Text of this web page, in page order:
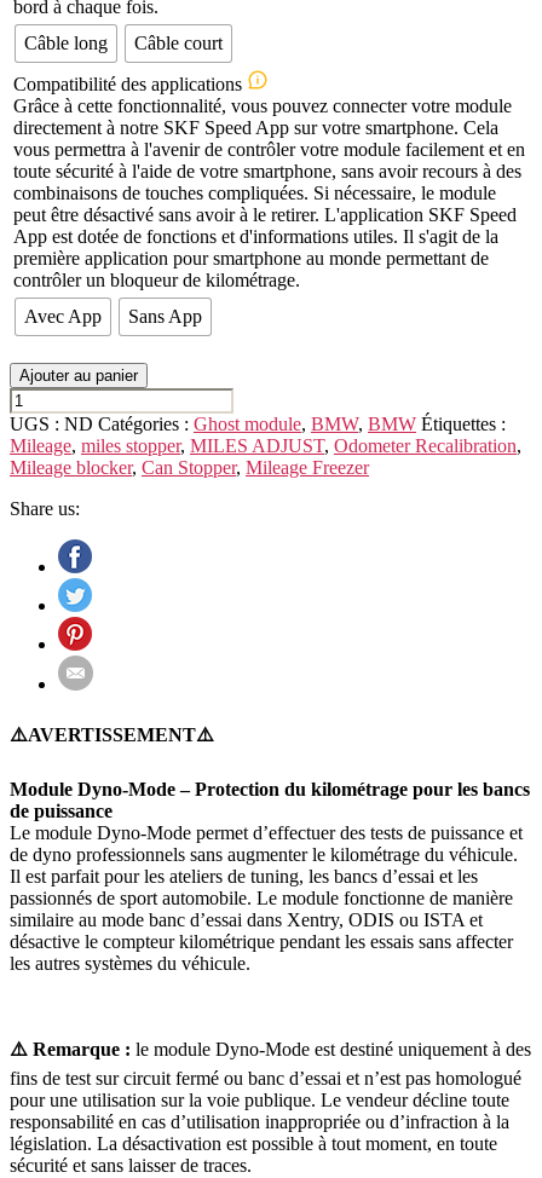
bord à chaque fois.
Câble long
Câble court
Compatibilité des applications
Grâce à cette fonctionnalité, vous pouvez connecter votre module
directement à notre SKF Speed App sur votre smartphone. Cela
vous permettra à l'avenir de contrôler votre module facilement et en
toute sécurité à l'aide de votre smartphone, sans avoir recours à des
combinaisons de touches compliquées. Si nécessaire, le module
peut être désactivé sans avoir à le retirer. L'application SKF Speed
App est dotée de fonctions et d'informations utiles. Il s'agit de la
première application pour smartphone au monde permettant de
contrôler un bloqueur de kilométrage.
Avec App
Sans App
Ajouter au panier
quantité
de
BMW
X5
UGS : ND Catégories : Ghost module, BMW, BMW Étiquettes :
Mileage, miles stopper, MILES ADJUST, Odometer Recalibration,
Mileage blocker, Can Stopper, Mileage Freezer
Share us:
⚠️AVERTISSEMENT⚠️
Module Dyno-Mode – Protection du kilométrage pour les bancs
de puissance
Le module Dyno-Mode permet d’effectuer des tests de puissance et
de dyno professionnels sans augmenter le kilométrage du véhicule.
Il est parfait pour les ateliers de tuning, les bancs d’essai et les
passionnés de sport automobile. Le module fonctionne de manière
similaire au mode banc d’essai dans Xentry, ODIS ou ISTA et
désactive le compteur kilométrique pendant les essais sans affecter
les autres systèmes du véhicule.
⚠️ Remarque : le module Dyno-Mode est destiné uniquement à des
fins de test sur circuit fermé ou banc d’essai et n’est pas homologué
pour une utilisation sur la voie publique. Le vendeur décline toute
responsabilité en cas d’utilisation inappropriée ou d’infraction à la
législation. La désactivation est possible à tout moment, en toute
sécurité et sans laisser de traces.